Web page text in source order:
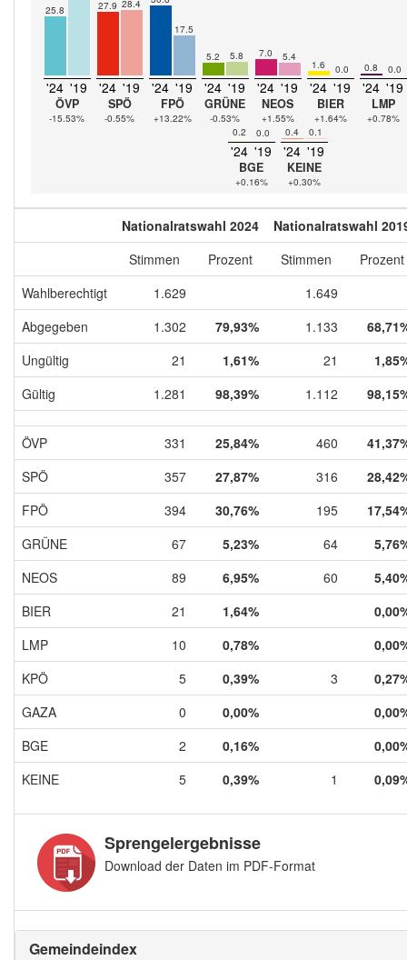
25.8
'24 '19
ÖVP
-15.53%
27.9 28.4
'24 '19
SPÖ
-0.55%
17.5
'24 '19
FPÖ
+13.22%
5.2 5.8
'24 '19
GRÜNE
-0.53%
7.0 5.4
'24 '19
NEOS
+1.55%
1.6 0.0
'24 '19
BIER
+1.64%
0.8 0.0
'24 '19
LMP
+0.78%
0.2
0.0
'24 '19
BGE
+0.16%
0.4 0.1
'24 '19
KEINE
+0.30%
Nationalratswahl 2024
Nationalratswahl
Stimmen
Prozent Stimmen
Prozent
Wahlberechtigt
1.629
1.649
Abgegeben
1.302 79,93% 1.133
Ungültig
21 1,61% 21
Gültig
1.281 98,39% 1.112
ÖVP 331 25,84% 460
SPÖ
357 27,87% 316
FPÖ
394 30,76% 195
GRÜNE
67 5,23% 64
NEOS
89 6,95% 60
BIER
21 1,64%
LMP
10 0,78%
KPÖ
5 0,39% 3
GAZA
0 0,00%
BGE
2 0,16%
KEINE
5 0,39% 1
Sprengelergebnisse
Download der Daten im PDF-Format
Gemeindeindex